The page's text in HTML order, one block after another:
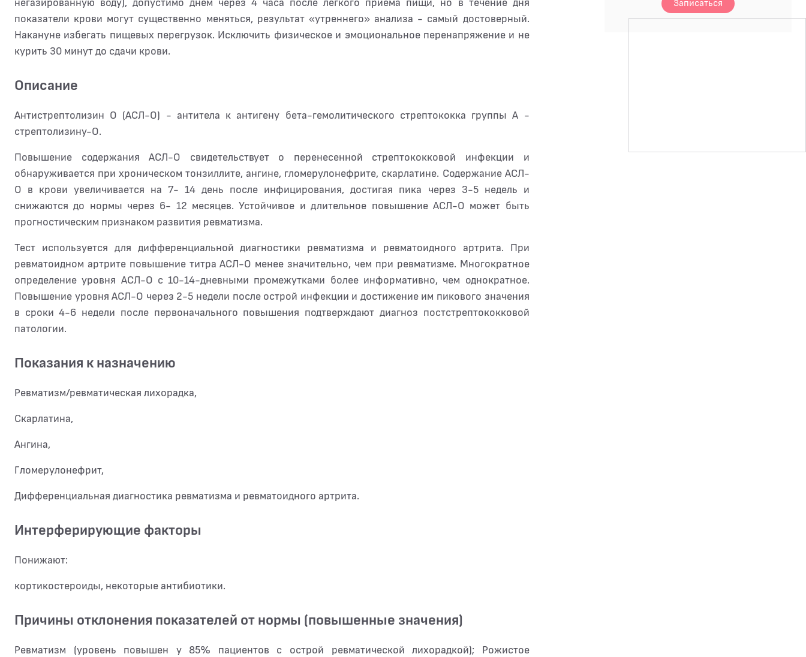
негазированную воду), допустимо днем через 4 часа после легкого приема пищи, но в течение дня
показатели крови могут существенно меняться, результат «утреннего» анализа - самый достоверный.
Накануне избегать пищевых перегрузок. Исключить физическое и эмоциональное перенапряжение и не
курить 30 минут до сдачи крови.
Описание
Антистрептолизин О (АСЛ-О) - антитела к антигену бета-гемолитического стрептококка группы А -
стрептолизину-О.
Повышение содержания АСЛ-О свидетельствует о перенесенной стрептококковой инфекции и
обнаруживается при хроническом тонзиллите, ангине, гломерулонефрите, скарлатине. Содержание АСЛ-
О в крови увеличивается на 7- 14 день после инфицирования, достигая пика через 3-5 недель и
снижаются до нормы через 6- 12 месяцев. Устойчивое и длительное повышение АСЛ-О может быть
прогностическим признаком развития ревматизма.
Тест используется для дифференциальной диагностики ревматизма и ревматоидного артрита. При
ревматоидном артрите повышение титра АСЛ-О менее значительно, чем при ревматизме. Многократное
определение уровня АСЛ-О с 10-14-дневными промежутками более информативно, чем однократное.
Повышение уровня АСЛ-О через 2-5 недели после острой инфекции и достижение им пикового значения
в сроки 4-6 недели после первоначального повышения подтверждают диагноз постстрептококковой
патологии.
Показания к назначению
Ревматизм/ревматическая лихорадка,
Cкарлатина,
Ангина,
Гломерулонефрит,
Дифференциальная диагностика ревматизма и ревматоидного артрита.
Интерферирующие факторы
Понижают:
кортикостероиды, некоторые антибиотики.
Причины отклонения показателей от нормы (повышенные значения)
Ревматизм (уровень повышен у 85% пациентов с острой ревматической лихорадкой); Рожистое
Записаться